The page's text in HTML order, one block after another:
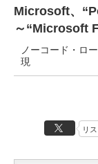
Microsoft、
～“Microsoft
ノーコード・ロ
現
リス